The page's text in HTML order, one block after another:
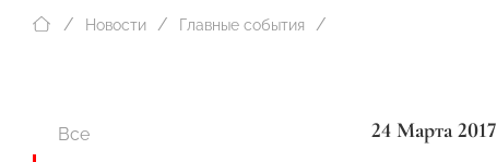
Новости Главные события
Все
24 Марта 2017